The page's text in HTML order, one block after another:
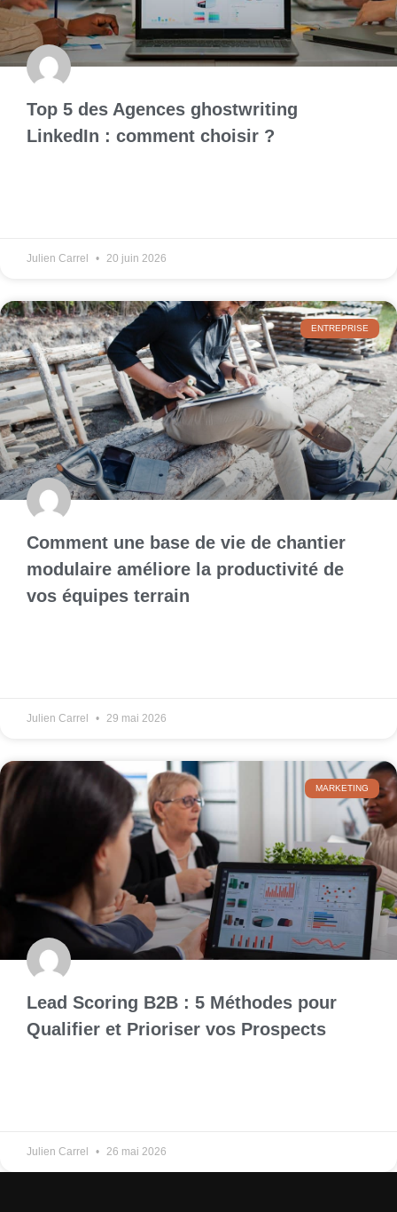
Top 5 des Agences ghostwriting
LinkedIn : comment choisir ?
Julien Carrel 20 juin 2026
ENTREPRISE
Comment une base de vie de chantier
modulaire améliore la productivité de
vos équipes terrain
Julien Carrel 29 mai 2026
MARKETING
Lead Scoring B2B : 5 Méthodes pour
Qualifier et Prioriser vos Prospects
Julien Carrel 26 mai 2026